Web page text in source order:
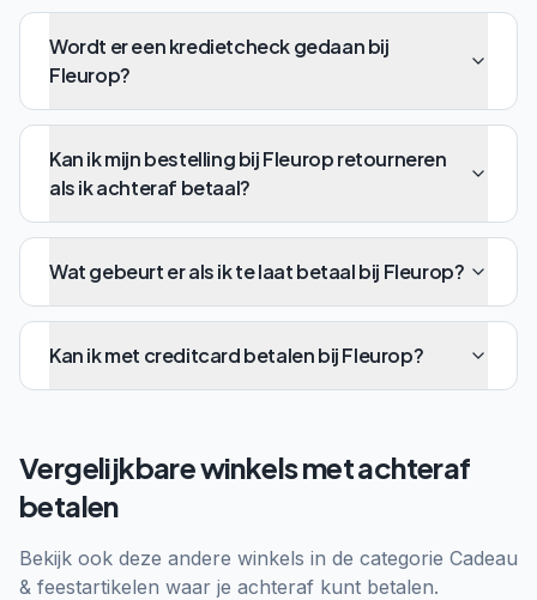
Wordt er een kredietcheck gedaan bij
Fleurop?
Kan ik mijn bestelling bij Fleurop retourneren
als ik achteraf betaal?
Wat gebeurt er als ik te laat betaal bij Fleurop?
Kan ik met creditcard betalen bij Fleurop?
Vergelijkbare winkels met achteraf
betalen
Bekijk ook deze andere winkels in de categorie Cadeau
& feestartikelen waar je achteraf kunt betalen.